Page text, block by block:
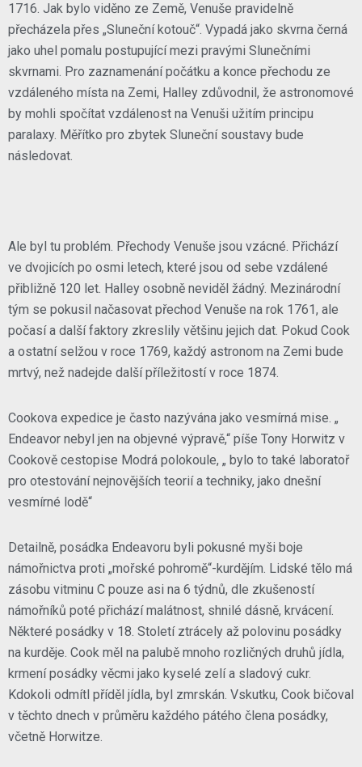
1716. Jak bylo viděno ze Země, Venuše pravidelně
přecházela přes „Sluneční kotouč“. Vypadá jako skvrna černá
jako uhel pomalu postupující mezi pravými Slunečními
skvrnami. Pro zaznamenání počátku a konce přechodu ze
vzdáleného místa na Zemi, Halley zdůvodnil, že astronomové
by mohli spočítat vzdálenost na Venuši užitím principu
paralaxy. Měřítko pro zbytek Sluneční soustavy bude
následovat.
Ale byl tu problém. Přechody Venuše jsou vzácné. Přichází
ve dvojicích po osmi letech, které jsou od sebe vzdálené
přibližně 120 let. Halley osobně neviděl žádný. Mezinárodní
tým se pokusil načasovat přechod Venuše na rok 1761, ale
počasí a další faktory zkreslily většinu jejich dat. Pokud Cook
a ostatní selžou v roce 1769, každý astronom na Zemi bude
mrtvý, než nadejde další příležitostí v roce 1874.
Cookova expedice je často nazývána jako vesmírná mise. „
Endeavor nebyl jen na objevné výpravě,“ píše Tony Horwitz v
Cookově cestopise Modrá polokoule, „ bylo to také laboratoř
pro otestování nejnovějších teorií a techniky, jako dnešní
vesmírné lodě“
Detailně, posádka Endeavoru byli pokusné myši boje
námořnictva proti „mořské pohromě“-kurdějím. Lidské tělo má
zásobu vitminu C pouze asi na 6 týdnů, dle zkušeností
námořníků poté přichází malátnost, shnilé dásně, krvácení.
Některé posádky v 18. Století ztrácely až polovinu posádky
na kurděje. Cook měl na palubě mnoho rozličných druhů jídla,
krmení posádky věcmi jako kyselé zelí a sladový cukr.
Kdokoli odmítl příděl jídla, byl zmrskán. Vskutku, Cook bičoval
v těchto dnech v průměru každého pátého člena posádky,
včetně Horwitze.